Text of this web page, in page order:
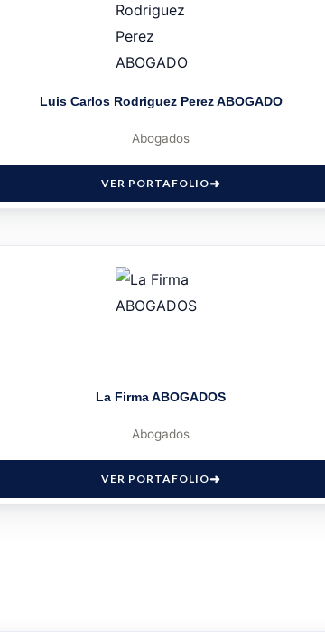
Luis Carlos Rodriguez Perez ABOGADO
Abogados
VER PORTAFOLIO
La Firma ABOGADOS
Abogados
VER PORTAFOLIO